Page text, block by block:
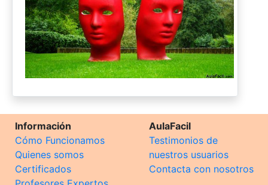
Información
Cómo Funcionamos
Quienes somos
Certificados
AulaFacil
Testimonios de
nuestros usuarios
Contacta con nosotros